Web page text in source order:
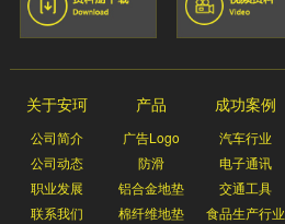
关于安珂
公司简介
公司动态
职业发展
联系我们
产品
广告Logo
防滑
铝合金地垫
棉纤维地垫
成功案例
汽车行业
电子通讯
交通工具
食品生产行业